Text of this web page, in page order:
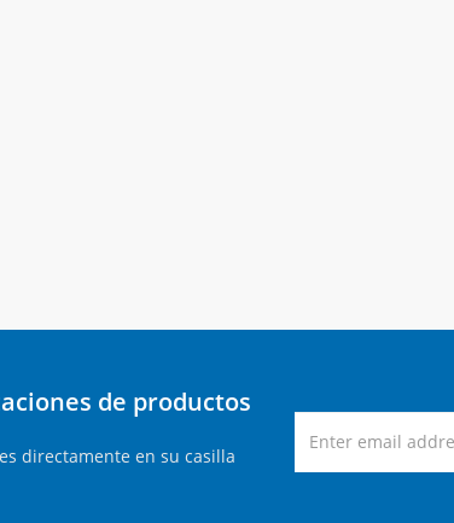
de productos
directamente en su casilla